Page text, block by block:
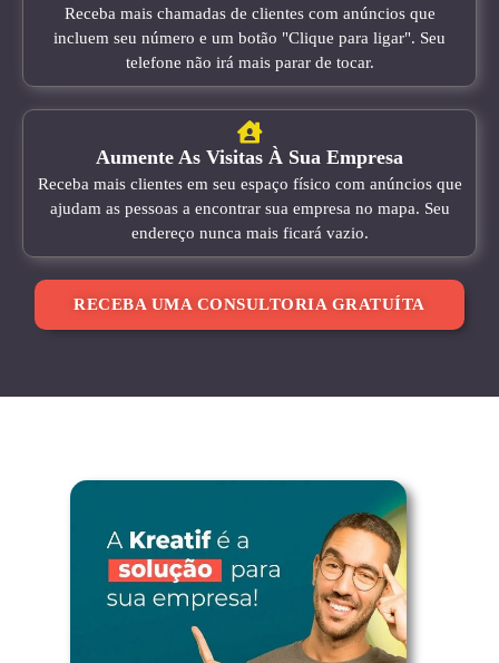
Receba mais chamadas de clientes com anúncios que
incluem seu número e um botão "Clique para ligar". Seu
telefone não irá mais parar de tocar.
Aumente As Visitas À Sua Empresa
Receba mais clientes em seu espaço físico com anúncios que
ajudam as pessoas a encontrar sua empresa no mapa. Seu
endereço nunca mais ficará vazio.
RECEBA UMA CONSULTORIA GRATUÍTA